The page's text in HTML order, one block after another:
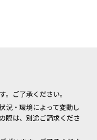
ご了承ください。
況・環境によって変動し
際は、別途ご請求くださ